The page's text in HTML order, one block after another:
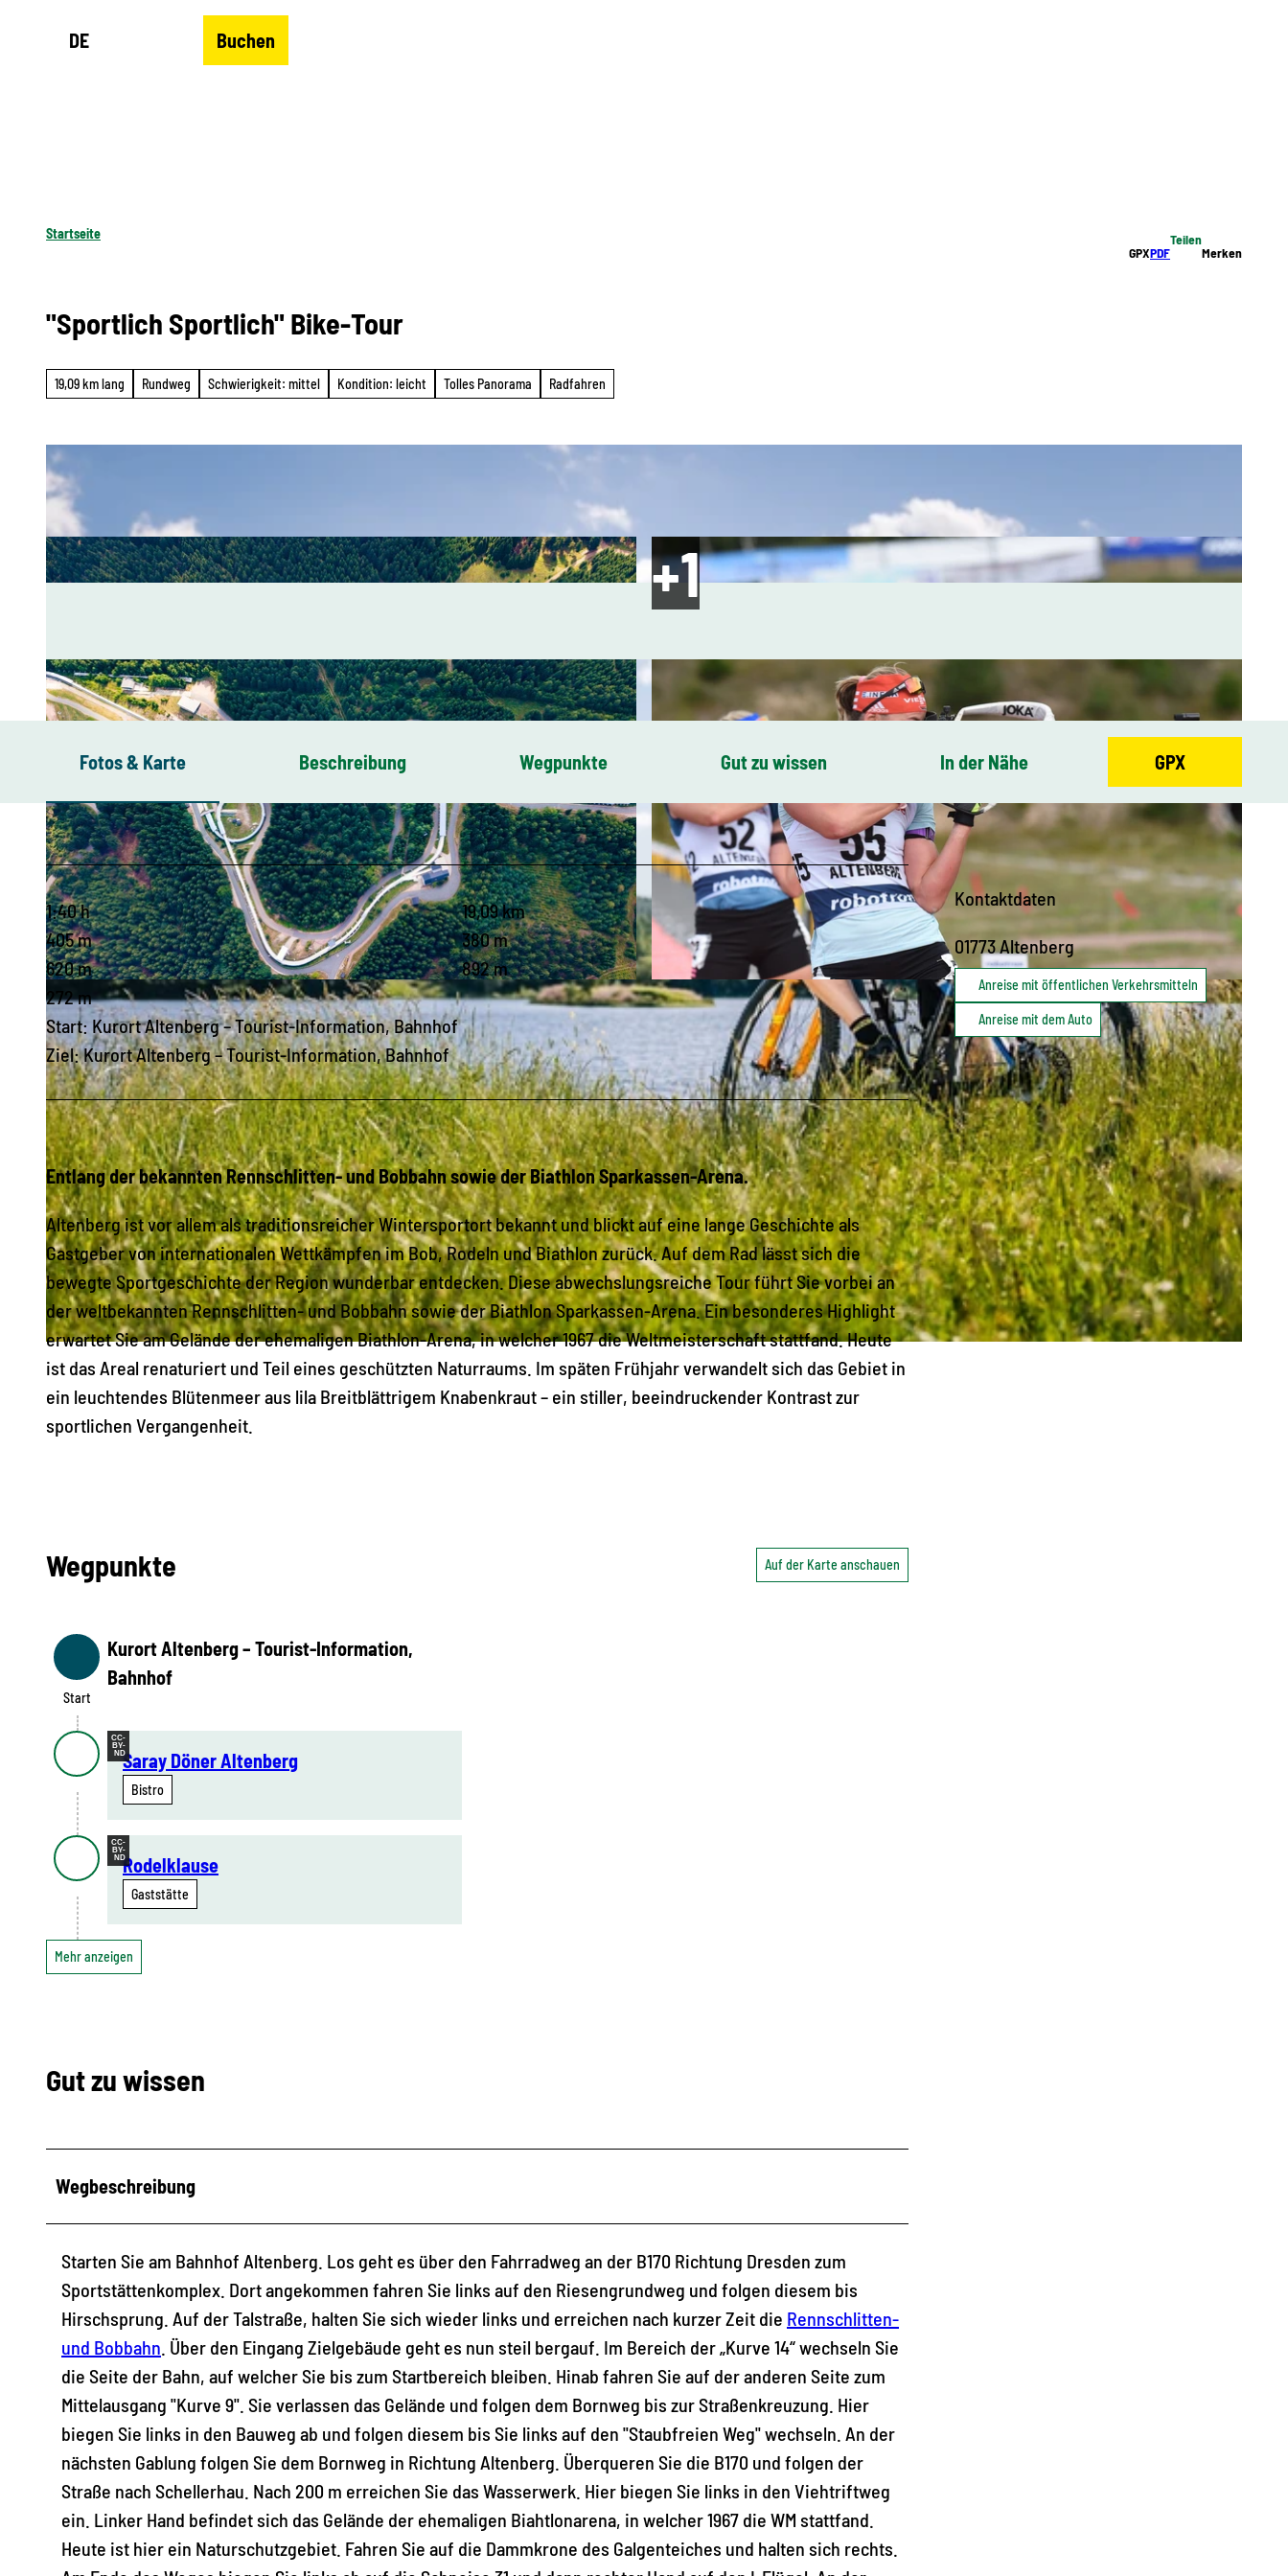
DE Buchen
Startseite
GPXPDF
Teilen
Merken
"Sportlich Sportlich" Bike-Tour
19,09 km lang Rundweg Schwierigkeit: mittel Kondition: leicht Tolles Panorama Radfahren
© Egbert Kamprath, Tourist-Information Altenberg |CC-BY-ND © Egberth Kamprath, Tourist-Information Altenberg |CC-BY-ND
Fotos & Karte Beschreibung Wegpunkte Gut zu wissen In der Nähe GPX
1:40 h
19,09 km
405 m
380 m
620 m
892 m
272 m
Start: Kurort Altenberg – Tourist-Information, Bahnhof
Ziel: Kurort Altenberg – Tourist-Information, Bahnhof
Entlang der bekannten Rennschlitten- und Bobbahn sowie der Biathlon Sparkassen-Arena.
Altenberg ist vor allem als traditionsreicher Wintersportort bekannt und blickt auf eine lange Geschichte als
Gastgeber von internationalen Wettkämpfen im Bob, Rodeln und Biathlon zurück. Auf dem Rad lässt sich die
bewegte Sportgeschichte der Region wunderbar entdecken. Diese abwechslungsreiche Tour führt Sie vorbei an
der weltbekannten Rennschlitten- und Bobbahn sowie der Biathlon Sparkassen-Arena. Ein besonderes Highlight
erwartet Sie am Gelände der ehemaligen Biathlon-Arena, in welcher 1967 die Weltmeisterschaft stattfand. Heute
ist das Areal renaturiert und Teil eines geschützten Naturraums. Im späten Frühjahr verwandelt sich das Gebiet in
ein leuchtendes Blütenmeer aus lila Breitblättrigem Knabenkraut – ein stiller, beeindruckender Kontrast zur
sportlichen Vergangenheit.
Wegpunkte Auf der Karte anschauen
Start
Start
Kurort Altenberg – Tourist-Information,
Bahnhof
CC-
BY-
NDSaray Döner Altenberg
Bistro
CC-
BY-
NDRodelklause
Gaststätte
Mehr anzeigen
Gut zu wissen
Wegbeschreibung
Starten Sie am Bahnhof Altenberg. Los geht es über den Fahrradweg an der B170 Richtung Dresden zum
Sportstättenkomplex. Dort angekommen fahren Sie links auf den Riesengrundweg und folgen diesem bis
Hirschsprung. Auf der Talstraße, halten Sie sich wieder links und erreichen nach kurzer Zeit die Rennschlitten-
und Bobbahn. Über den Eingang Zielgebäude geht es nun steil bergauf. Im Bereich der „Kurve 14“ wechseln Sie
die Seite der Bahn, auf welcher Sie bis zum Startbereich bleiben. Hinab fahren Sie auf der anderen Seite zum
Mittelausgang "Kurve 9". Sie verlassen das Gelände und folgen dem Bornweg bis zur Straßenkreuzung. Hier
biegen Sie links in den Bauweg ab und folgen diesem bis Sie links auf den "Staubfreien Weg" wechseln. An der
nächsten Gablung folgen Sie dem Bornweg in Richtung Altenberg. Überqueren Sie die B170 und folgen der
Straße nach Schellerhau. Nach 200 m erreichen Sie das Wasserwerk. Hier biegen Sie links in den Viehtriftweg
ein. Linker Hand befindet sich das Gelände der ehemaligen Biahtlonarena, in welcher 1967 die WM stattfand.
Heute ist hier ein Naturschutzgebiet. Fahren Sie auf die Dammkrone des Galgenteiches und halten sich rechts.
Kontaktdaten
01773 Altenberg
Anreise mit öffentlichen Verkehrsmitteln
Anreise mit dem Auto